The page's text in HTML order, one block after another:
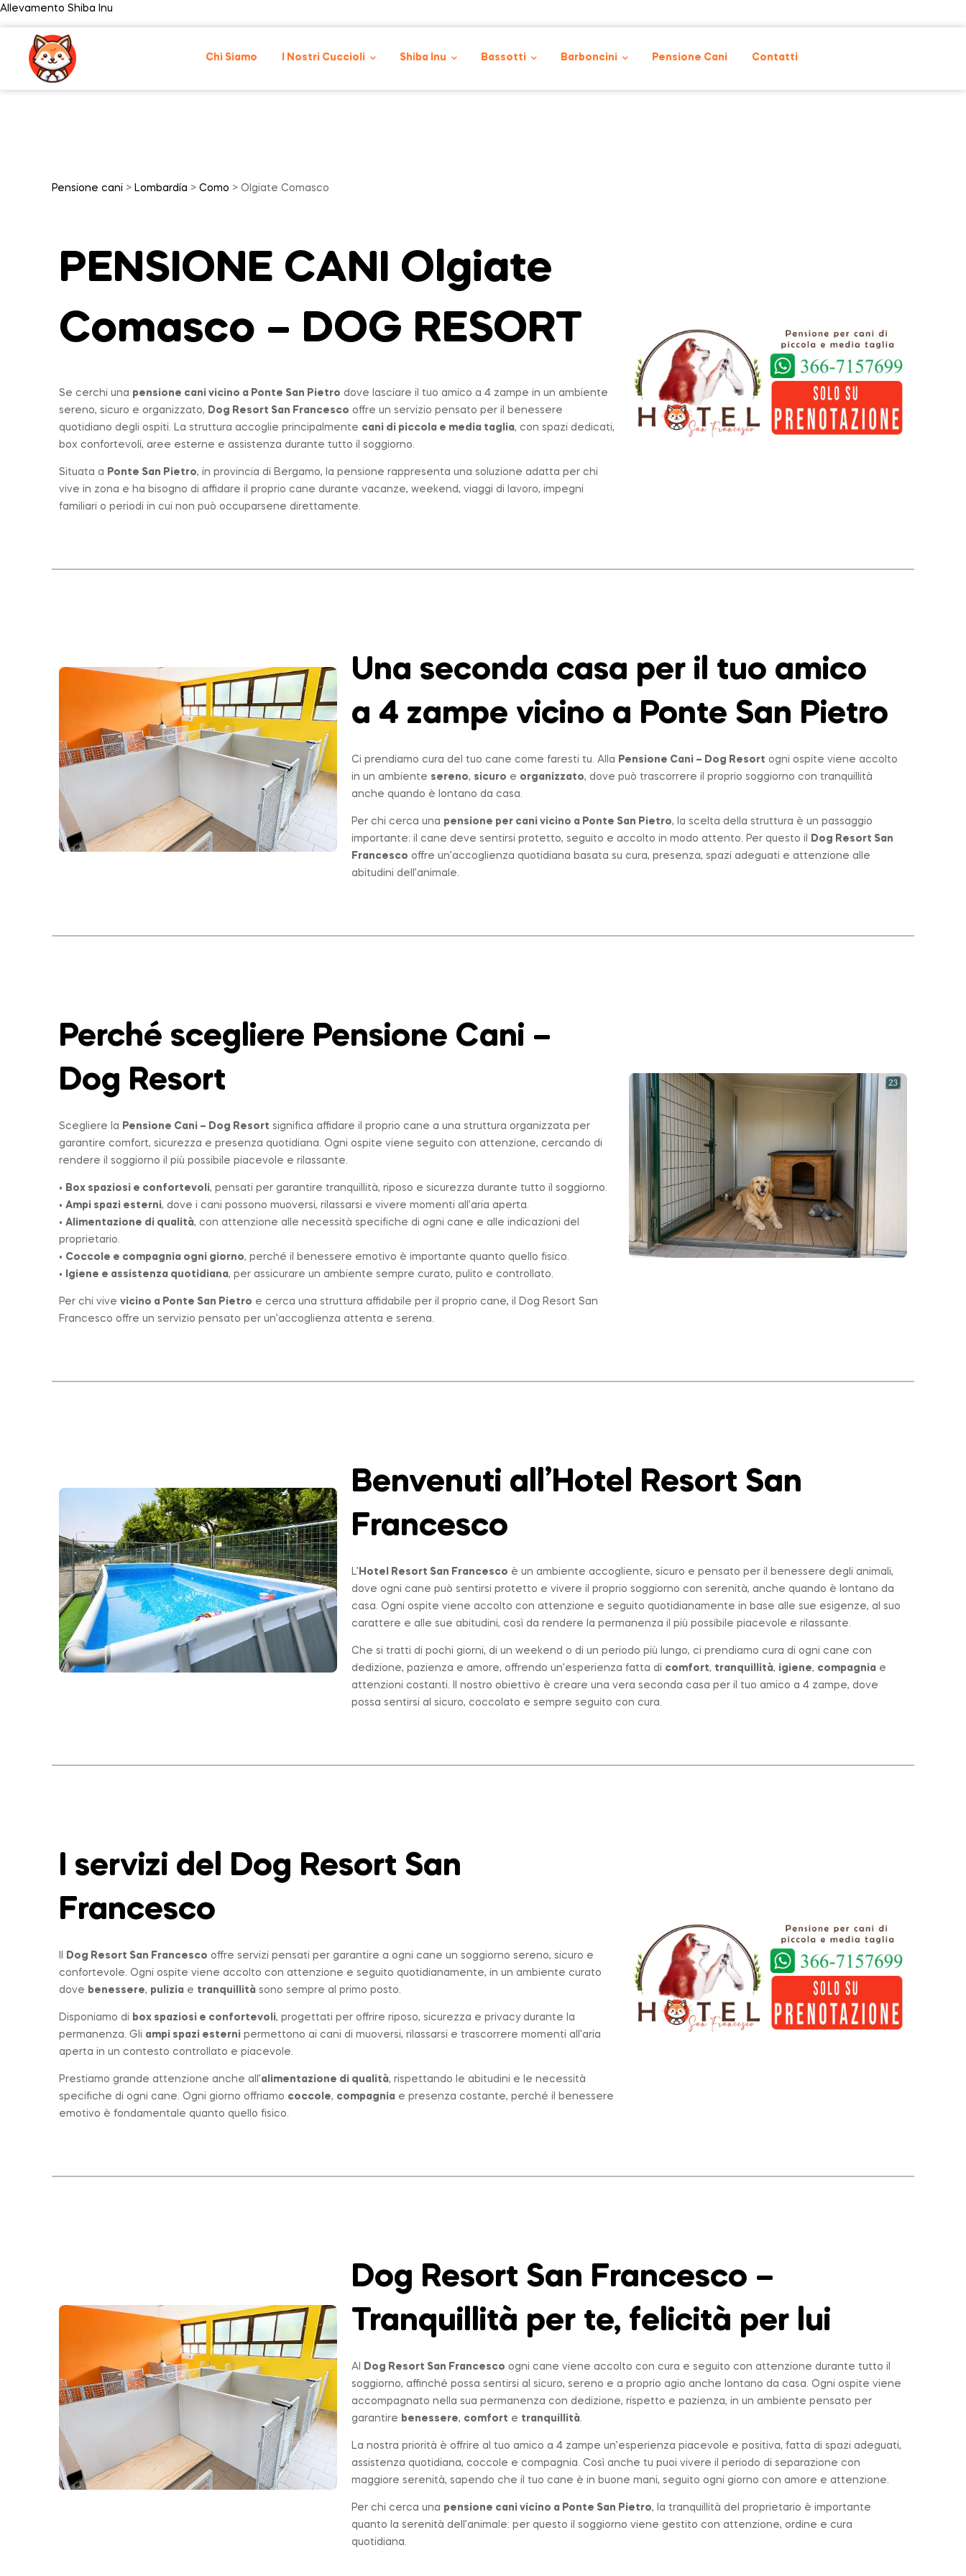
Allevamento Shiba Inu
Chi Siamo I Nostri Cuccioli Shiba Inu Bassotti Barboncini Pensione Cani Contatti
Pensione cani > Lombardía > Como > Olgiate Comasco
PENSIONE CANI Olgiate
Comasco – DOG RESORT
Se cerchi una pensione cani vicino a Ponte San Pietro dove lasciare il tuo amico a 4 zampe in un ambiente
sereno, sicuro e organizzato, Dog Resort San Francesco offre un servizio pensato per il benessere
quotidiano degli ospiti. La struttura accoglie principalmente cani di piccola e media taglia, con spazi dedicati,
box confortevoli, aree esterne e assistenza durante tutto il soggiorno.
Situata a Ponte San Pietro, in provincia di Bergamo, la pensione rappresenta una soluzione adatta per chi
vive in zona e ha bisogno di affidare il proprio cane durante vacanze, weekend, viaggi di lavoro, impegni
familiari o periodi in cui non può occuparsene direttamente.
Una seconda casa per il tuo amico
a 4 zampe vicino a Ponte San Pietro
Ci prendiamo cura del tuo cane come faresti tu. Alla Pensione Cani – Dog Resort ogni ospite viene accolto
in un ambiente sereno, sicuro e organizzato, dove può trascorrere il proprio soggiorno con tranquillità
anche quando è lontano da casa.
Per chi cerca una pensione per cani vicino a Ponte San Pietro, la scelta della struttura è un passaggio
importante: il cane deve sentirsi protetto, seguito e accolto in modo attento. Per questo il
Dog Resort San
Francesco offre un’accoglienza quotidiana basata su cura, presenza, spazi adeguati e attenzione alle
abitudini dell’animale.
Perché scegliere Pensione Cani –
Dog Resort
Scegliere la Pensione Cani – Dog Resort significa affidare il proprio cane a una struttura organizzata per
garantire comfort, sicurezza e presenza quotidiana. Ogni ospite viene seguito con attenzione, cercando di
rendere il soggiorno il più possibile piacevole e rilassante.
• Box spaziosi e confortevoli, pensati per garantire tranquillità, riposo e sicurezza durante tutto il soggiorno.
• Ampi spazi esterni, dove i cani possono muoversi, rilassarsi e vivere momenti all’aria aperta.
• Alimentazione di qualità, con attenzione alle necessità specifiche di ogni cane e alle indicazioni del
proprietario.
• Coccole e compagnia ogni giorno, perché il benessere emotivo è importante quanto quello fisico.
•
Igiene e assistenza quotidiana, per assicurare un ambiente sempre curato, pulito e controllato.
Per chi vive vicino a Ponte San Pietro e cerca una struttura affidabile per il proprio cane, il Dog Resort San
Francesco offre un servizio pensato per un’accoglienza attenta e serena.
Benvenuti all’Hotel Resort San
Francesco
L’ Hotel Resort San Francesco è un ambiente accogliente, sicuro e pensato per il benessere degli animali,
dove ogni cane può sentirsi protetto e vivere il proprio soggiorno con serenità, anche quando è lontano da
casa. Ogni ospite viene accolto con attenzione e seguito quotidianamente in base alle sue esigenze, al suo
carattere e alle sue abitudini, così da rendere la permanenza il più possibile piacevole e rilassante.
Che si tratti di pochi giorni, di un weekend o di un periodo più lungo, ci prendiamo cura di ogni cane con
dedizione, pazienza e amore, offrendo un’esperienza fatta di comfort, tranquillità, igiene, compagniae
attenzioni costanti. Il nostro obiettivo è creare una vera seconda casa per il tuo amico a 4 zampe, dove
possa sentirsi al sicuro, coccolato e sempre seguito con cura.
I servizi del Dog Resort San
Francesco
Dog Resort San Francesco offre servizi pensati per garantire a ogni cane un soggiorno sereno, sicuro e
confortevole. Ogni ospite viene accolto con attenzione e seguito quotidianamente, in un ambiente curato
dove benessere, pulizia e tranquillità sono sempre al primo posto.
Disponiamo di box spaziosi e confortevoli, progettati per offrire riposo, sicurezza e privacy durante la
permanenza. Gli ampi spazi esterni permettono ai cani di muoversi, rilassarsi e trascorrere momenti all’aria
aperta in un contesto controllato e piacevole.
Prestiamo grande attenzione anche all’alimentazione di qualità, rispettando le abitudini e le necessità
specifiche di ogni cane. Ogni giorno offriamo coccole, compagnia e presenza costante, perché il benessere
emotivo è fondamentale quanto quello fisico.
Dog Resort San Francesco –
Tranquillità per te, felicità per lui
Al Dog Resort San Francesco ogni cane viene accolto con cura e seguito con attenzione durante tutto il
soggiorno, affinché possa sentirsi al sicuro, sereno e a proprio agio anche lontano da casa. Ogni ospite viene
accompagnato nella sua permanenza con dedizione, rispetto e pazienza, in un ambiente pensato per
garantire benessere, comfort e tranquillità.
La nostra priorità è offrire al tuo amico a 4 zampe un’esperienza piacevole e positiva, fatta di spazi adeguati,
assistenza quotidiana, coccole e compagnia. Così anche tu puoi vivere il periodo di separazione con
maggiore serenità, sapendo che il tuo cane è in buone mani, seguito ogni giorno con amore e attenzione.
Per chi cerca una pensione cani vicino a Ponte San Pietro, la tranquillità del proprietario è importante
quanto la serenità dell’animale: per questo il soggiorno viene gestito con attenzione, ordine e cura
quotidiana.